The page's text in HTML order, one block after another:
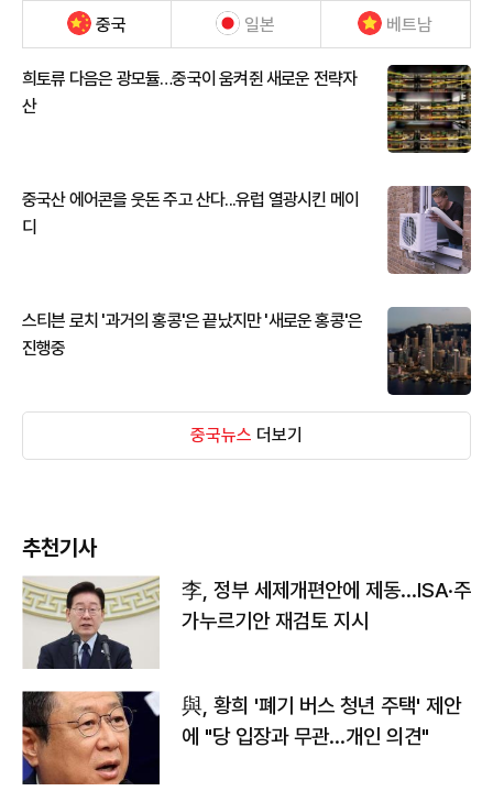
중국 일본 베트남
희토류 다음은 광모듈…중국이 움켜쥔 새로운 전략자
산
중국산 에어콘을 웃돈 주고 산다...유럽 열광시킨 메이
디
스티븐 로치 '과거의 홍콩'은 끝났지만 '새로운 홍콩'은
진행중
중국뉴스 더보기
추천기사
李, 정부 세제개편안에 제동…ISA·주
가누르기안 재검토 지시
與, 황희 '폐기 버스 청년 주택' 제안
에 "당 입장과 무관…개인 의견"